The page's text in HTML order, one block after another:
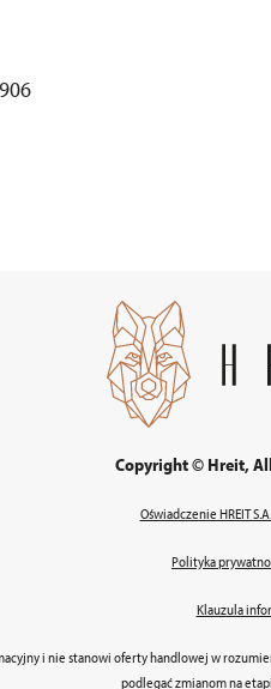
Copyright © Hreit,
Oświadczenie HREIT
Polityka
Klauzula
i nie stanowi oferty handlowej w
podlegać zmianom na